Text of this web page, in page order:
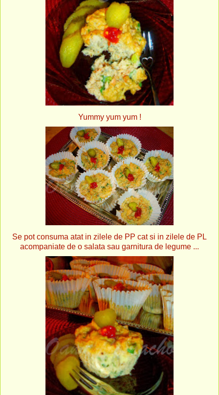
Yummy yum yum !
Se pot consuma atat in zilele de PP cat si in zilele de PL
acompaniate de o salata sau garnitura de legume ...